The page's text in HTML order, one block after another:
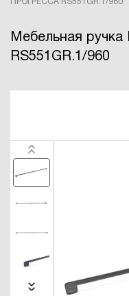
ПРОГРЕССА RS551GR.1/960
Мебельная
RS551GR.1/960